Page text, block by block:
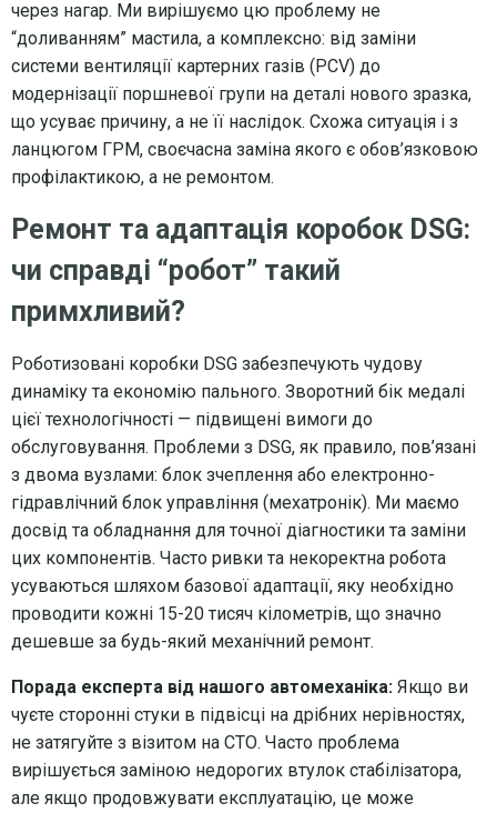
через нагар. Ми вирішуємо цю проблему не
“доливанням” мастила, а комплексно: від заміни
системи вентиляції картерних газів (PCV) до
модернізації поршневої групи на деталі нового зразка,
що усуває причину, а не її наслідок. Схожа ситуація і з
ланцюгом ГРМ, своєчасна заміна якого є обов’язковою
профілактикою, а не ремонтом.
Ремонт та адаптація коробок DSG:
чи справді “робот” такий
примхливий?
Роботизовані коробки DSG забезпечують чудову
динаміку та економію пального. Зворотний бік медалі
цієї технологічності — підвищені вимоги до
обслуговування. Проблеми з DSG, як правило, пов’язані
з двома вузлами: блок зчеплення або електронно-
гідравлічний блок управління (мехатронік). Ми маємо
досвід та обладнання для точної діагностики та заміни
цих компонентів. Часто ривки та некоректна робота
усуваються шляхом базової адаптації, яку необхідно
проводити кожні 15-20 тисяч кілометрів, що значно
дешевше за будь-який механічний ремонт.
Порада експерта від нашого автомеханіка: Якщо ви
чуєте сторонні стуки в підвісці на дрібних нерівностях,
не затягуйте з візитом на СТО. Часто проблема
вирішується заміною недорогих втулок стабілізатора,
але якщо продовжувати експлуатацію, це може